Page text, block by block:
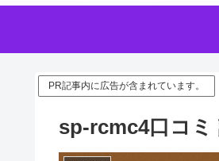
PR記事内に広告が含まれています。
sp-rcmc4口コミ